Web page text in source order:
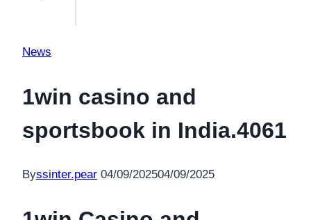
News
1win casino and
sportsbook in India.4061
Byssinter.pear 04/09/202504/09/2025